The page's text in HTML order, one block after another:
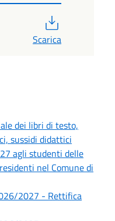
Scarica
dei libri di testo,
sussidi didattici
agli studenti delle
nel Comune di
2027 - Rettifica